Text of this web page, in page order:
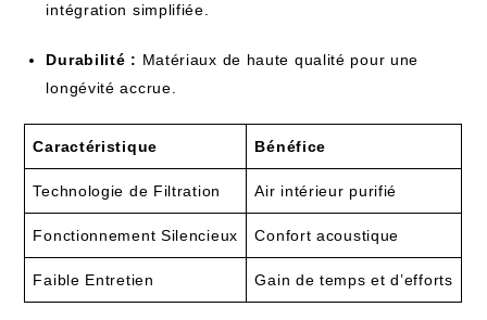
intégration simplifiée.
Durabilité : Matériaux de haute qualité pour une
longévité accrue.
Caractéristique Bénéfice
Technologie de Filtration Air intérieur purifié
Fonctionnement Silencieux Confort acoustique
Faible Entretien Gain de temps et d’efforts